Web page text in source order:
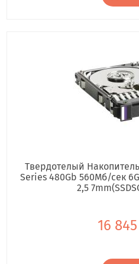
Твердотелый Накопитель
Series 480Gb 560Мб/сек 6G
2,5
16